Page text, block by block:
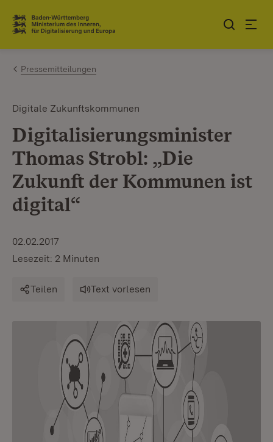
Zum Inhalt springen
Link zur Startseite
Pressemitteilungen
Digitale Zukunftskommunen
Digitalisierungsminister
Thomas Strobl: „Die
Zukunft der Kommunen ist
digital“
02.02.2017
Lesezeit: 2 Minuten
Teilen Text vorlesen